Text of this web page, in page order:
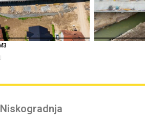
Niskogradnja